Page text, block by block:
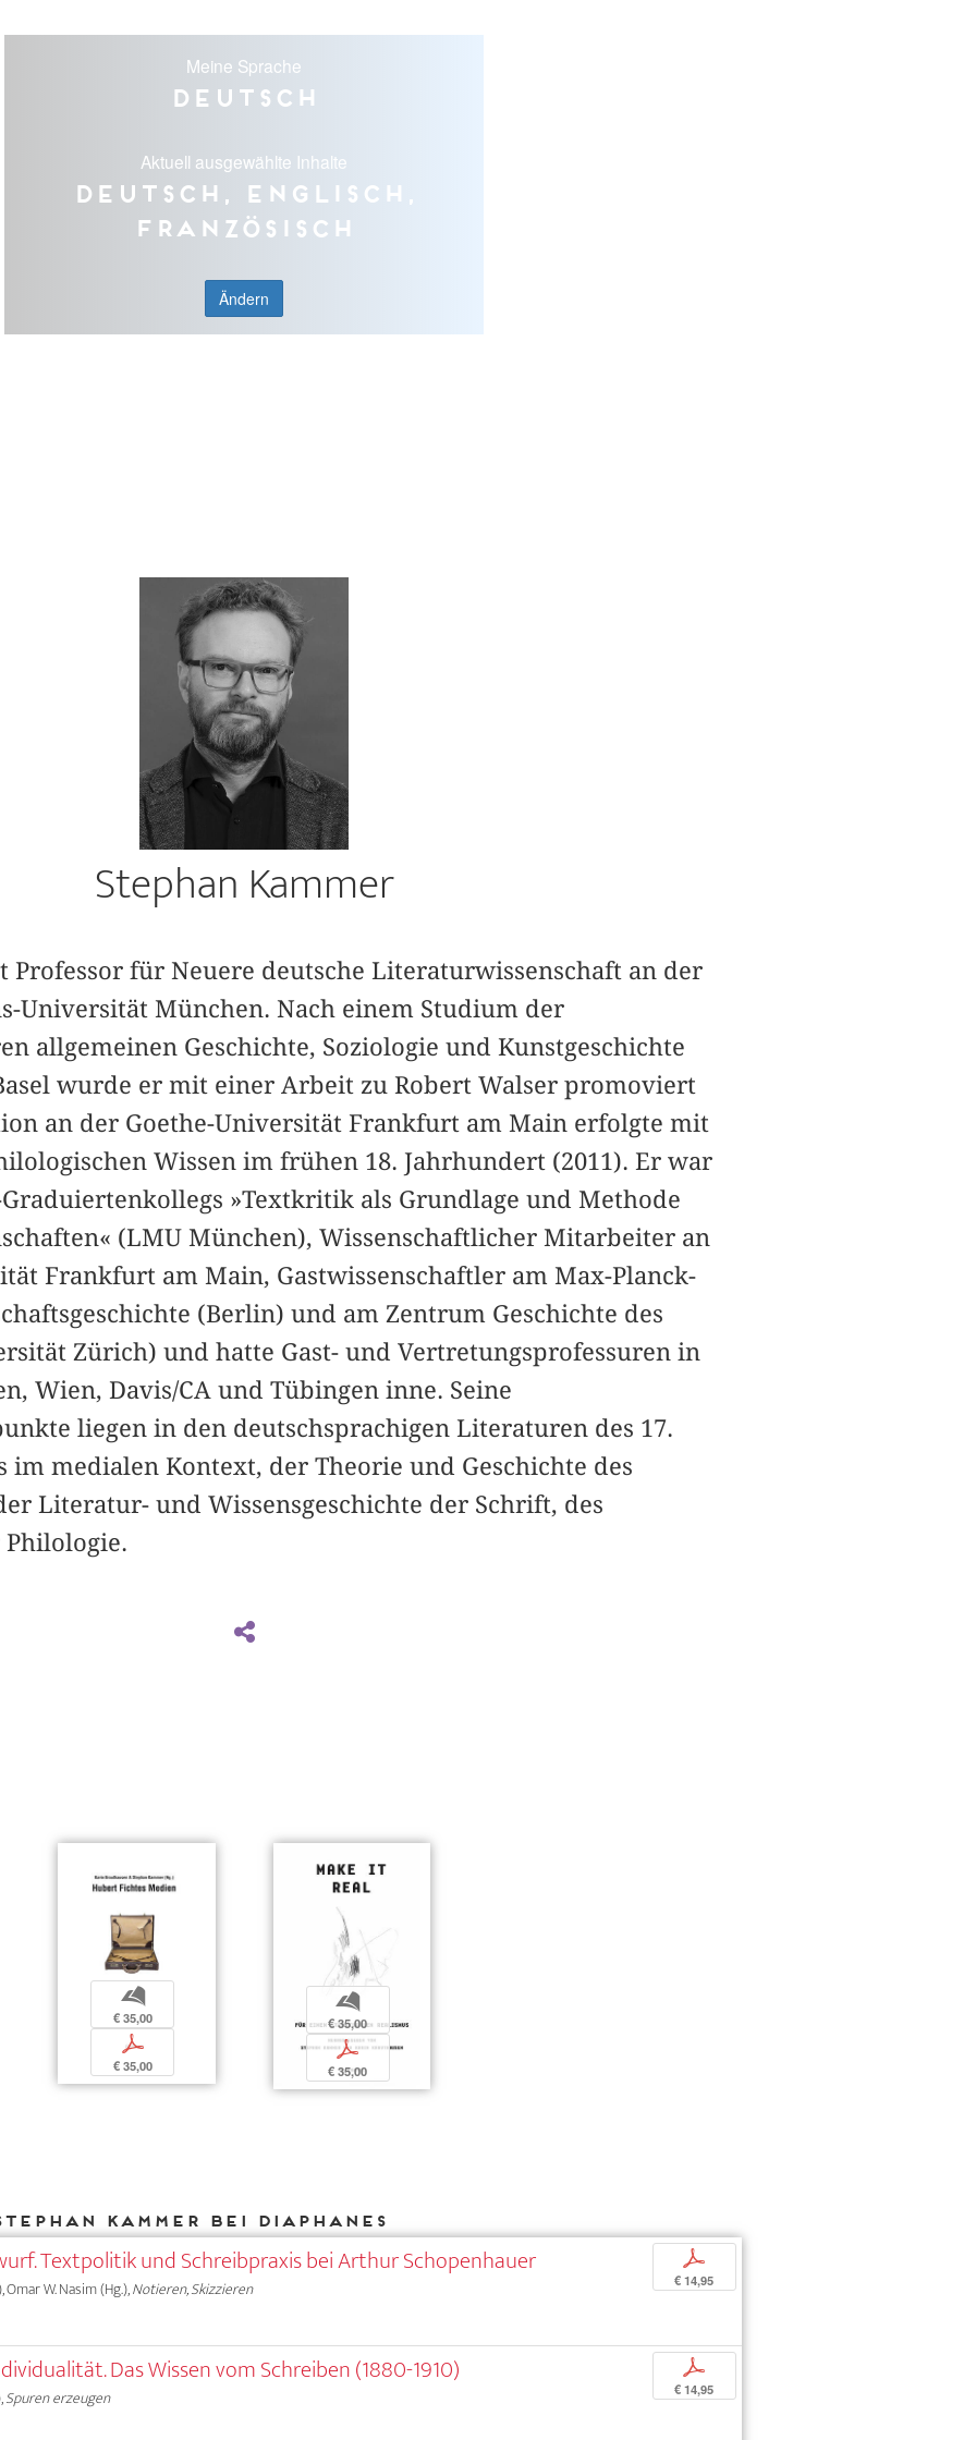
Meine Sprache
Deutsch
Aktuell ausgewählte Inhalte
Deutsch, Englisch,
Französisch
Ändern
Stephan Kammer
Professor für Neuere deutsche Literaturwissenschaft an der
Universität München. Nach einem Studium der
allgemeinen Geschichte, Soziologie und Kunstgeschichte
wurde er mit einer Arbeit zu Robert Walser promoviert
an der Goethe-Universität Frankfurt am Main erfolgte mit
Wissen im frühen 18. Jahrhundert (2011). Er war
Graduiertenkollegs »Textkritik als Grundlage und Methode
(LMU München), Wissenschaftlicher Mitarbeiter an
Frankfurt am Main, Gastwissenschaftler am Max-Planck-
(Berlin) und am Zentrum Geschichte des
Zürich) und hatte Gast- und Vertretungsprofessuren in
Wien, Davis/CA und Tübingen inne. Seine
liegen in den deutschsprachigen Literaturen des 17.
im medialen Kontext, der Theorie und Geschichte des
Literatur- und Wissensgeschichte der Schrift, des
b
€ 35,00
p
€ 35,00
b
€ 35,00
p
€ 35,00
Kammer bei DIAPHANES
Textpolitik und Schreibpraxis bei Arthur Schopenhauer
W. Nasim (Hg.),Notieren, Skizzieren
p
€ 14,95
Das Wissen vom Schreiben (1880-1910)
Spuren erzeugen
p
€ 14,95